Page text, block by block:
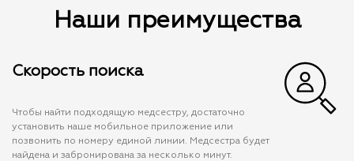
Наши преимущества
Скорость поиска
Чтобы найти подходящую медсестру, достаточно
установить наше мобильное приложение или
позвонить по номеру единой линии. Медсестра будет
найдена и забронирована за несколько минут.